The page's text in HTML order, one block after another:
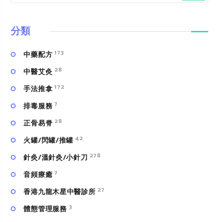
分類
中藥配方 173
中醫艾灸 28
手法推拿 172
排毒服務 7
正骨易脊 28
火罐/閃罐/推罐 42
針灸/溫針灸/小針刀 278
⾳頻療癒 7
香港九龍木星中醫診所 27
體態管理服務 3